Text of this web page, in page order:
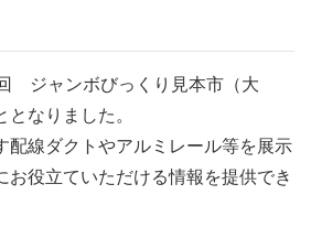
ジャンボびっくり見本市（大
なりました。
配線ダクトやアルミレール等を展示
お役立ていただける情報を提供でき